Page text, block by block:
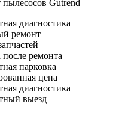
пылесосов Gutrend
диагностика
ремонт
ремонта
парковка
цена
диагностика
выезд